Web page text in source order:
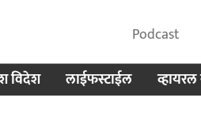
Podcast
विदेश लाईफस्टाईल